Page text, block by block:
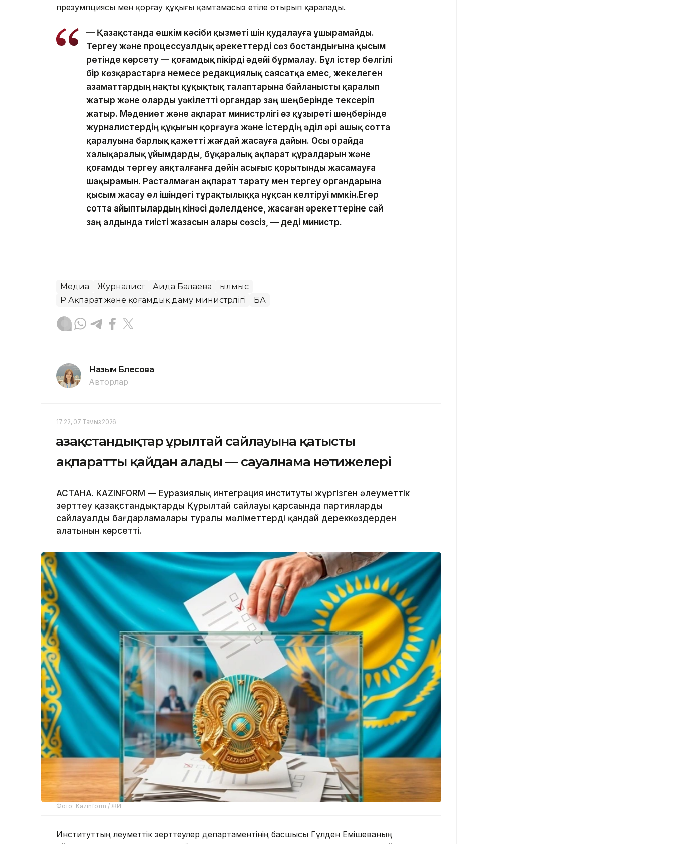
презумпциясы мен қорғау құқығы қамтамасыз етіле отырып қаралады.
— Қазақстанда ешкім кәсіби қызметі үшін қудалауға ұшырамайды.
Тергеу және процессуалдық әрекеттерді сөз бостандығына қысым
ретінде көрсету — қоғамдық пікірді әдейі бұрмалау. Бұл істер белгілі
бір көзқарастарға немесе редакциялық саясатқа емес, жекелеген
азаматтардың нақты құқықтық талаптарына байланысты қаралып
жатыр және оларды уәкілетті органдар заң шеңберінде тексеріп
жатыр. Мәдениет және ақпарат министрлігі өз құзыреті шеңберінде
журналистердің құқығын қорғауға және істердің әділ әрі ашық сотта
қаралуына барлық қажетті жағдай жасауға дайын. Осы орайда
халықаралық ұйымдарды, бұқаралық ақпарат құралдарын және
қоғамды тергеу аяқталғанға дейін асығыс қорытынды жасамауға
шақырамын. Расталмаған ақпарат тарату мен тергеу органдарына
қысым жасау ел ішіндегі тұрақтылыққа нұқсан келтіруі мүмкін.Егер
сотта айыптылардың кінәсі дәлелденсе, жасаған әрекеттеріне сай
заң алдында тиісті жазасын алары сөзсіз, — деді министр.
Медиа Журналист Аида Балаева
Қылмыс
ҚР Ақпарат және қоғамдық даму министрлігі
БАҚ
Назым Бөлесова
Авторлар
17:22, 07 Тамыз 2026
Қазақстандықтар Құрылтай сайлауына қатысты
ақпаратты қайдан алады — сауалнама нәтижелері
АСТАНА. KAZINFORM — Еуразиялық интеграция институты жүргізген әлеуметтік
зерттеу қазақстандықтардың Құрылтай сайлауы қарсаңында партиялардың
сайлауалды бағдарламалары туралы мәліметтерді қандай дереккөздерден
алатынын көрсетті.
Фото: Kazinform / ЖИ
Институттың әлеуметтік зерттеулер департаментінің басшысы Гүлден Емішеваның